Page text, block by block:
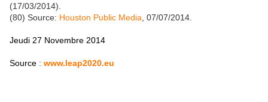
(17/03/2014).
(80) Source: Houston Public Media , 07/07/2014.
Jeudi 27 Novembre 2014
Source : www.leap2020.eu